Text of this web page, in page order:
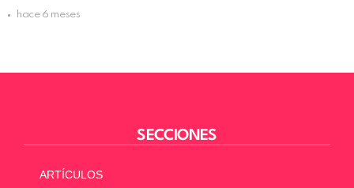
hace 6 meses
SECCIONES
ARTÍCULOS